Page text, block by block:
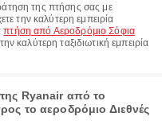
της πτήσης σας με
την καλύτερη εμπειρία
πτήση από Αεροδρόμιο Σόφια
καλύτερη ταξιδιωτική εμπειρία
Ryanair από το
το αεροδρόμιο Διεθνές